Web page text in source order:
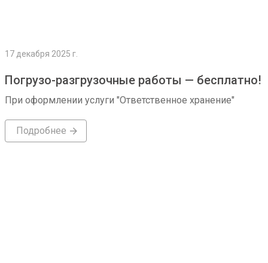
17 декабря 2025 г.
Погрузо-разгрузочные работы — бесплатно!
При оформлении услуги "Ответственное хранение"
Подробнее